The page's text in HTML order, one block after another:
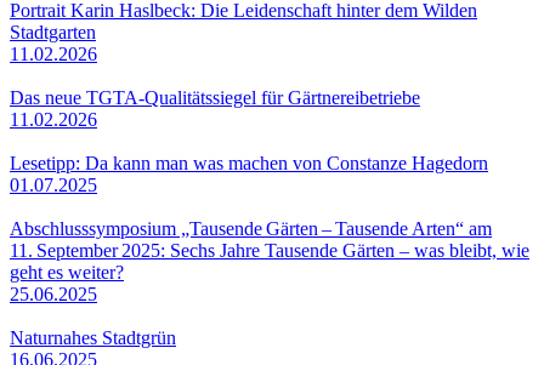
Portrait Karin Haslbeck: Die Leidenschaft hinter dem Wilden
Stadtgarten
11.02.2026
Das neue TGTA-Qualitätssiegel für Gärtnereibetriebe
11.02.2026
Lesetipp: Da kann man was machen von Constanze Hagedorn
01.07.2025
Abschlusssymposium „Tausende Gärten – Tausende Arten“ am
11. September 2025: Sechs Jahre Tausende Gärten – was bleibt, wie
geht es weiter?
25.06.2025
Naturnahes Stadtgrün
16.06.2025